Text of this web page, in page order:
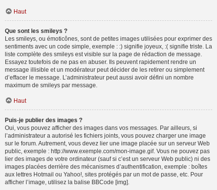
Haut
Que sont les smileys ?
Les smileys, ou émoticônes, sont de petites images utilisées pour exprimer des
sentiments avec un code simple, exemple : :) signifie joyeux, :( signifie triste. La
liste complète des smileys est visible sur la page de rédaction de message.
Essayez toutefois de ne pas en abuser. Ils peuvent rapidement rendre un
message illisible et un modérateur peut décider de les retirer ou simplement
d’effacer le message. L’administrateur peut aussi avoir défini un nombre
maximum de smileys par message.
Haut
Puis-je publier des images ?
Oui, vous pouvez afficher des images dans vos messages. Par ailleurs, si
l’administrateur a autorisé les fichiers joints, vous pouvez charger une image
sur le forum. Autrement, vous devez lier une image placée sur un serveur Web
public, exemple : http://www.exemple.com/mon-image.gif. Vous ne pouvez pas
lier des images de votre ordinateur (sauf si c’est un serveur Web public) ni des
images placées derrière des mécanismes d’authentification, exemple : boîtes
aux lettres Hotmail ou Yahoo!, sites protégés par un mot de passe, etc. Pour
afficher l’image, utilisez la balise BBCode [img].